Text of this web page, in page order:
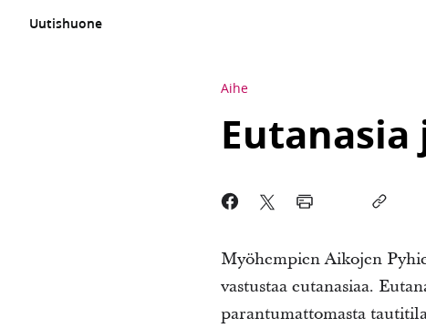
Uutishuone
Aihe
Myöhempien Aikojen
vastustaa eutanasiaa.
parantumattomasta